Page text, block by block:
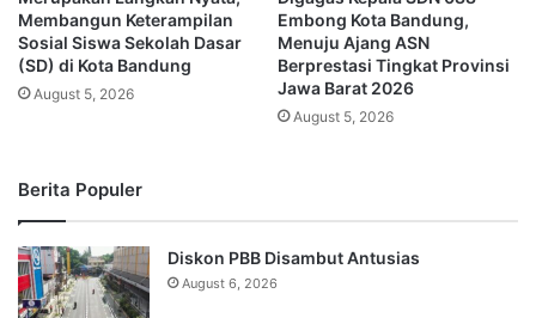
Membangun Keterampilan
Sosial Siswa Sekolah Dasar
(SD) di Kota Bandung
August 5, 2026
Embong Kota Bandung,
Menuju Ajang ASN
Berprestasi Tingkat Provinsi
Jawa Barat 2026
August 5, 2026
Berita Populer
Diskon PBB Disambut Antusias
August 6, 2026